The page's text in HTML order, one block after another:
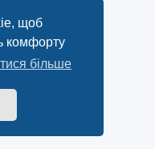
щоб
комфорту
більше